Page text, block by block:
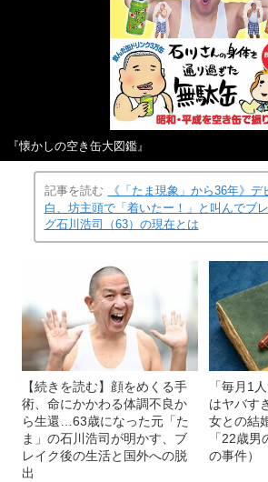
『懐かしの空き缶大図鑑』
記事を読む
《「たま現象」から36年》
白、坊主頭で「着いたー！」と叫んでブ
グ石川浩司（63）の現在とは
【続きを読む】顔をめくる手
術、命にかかわる体調不良か
ら生還…63歳になった元「た
ま」の石川浩司が明かす、ブ
レイク後の生活と国外への脱
出
「毎月1
はヤバす
女との結
「22歳
の事件）